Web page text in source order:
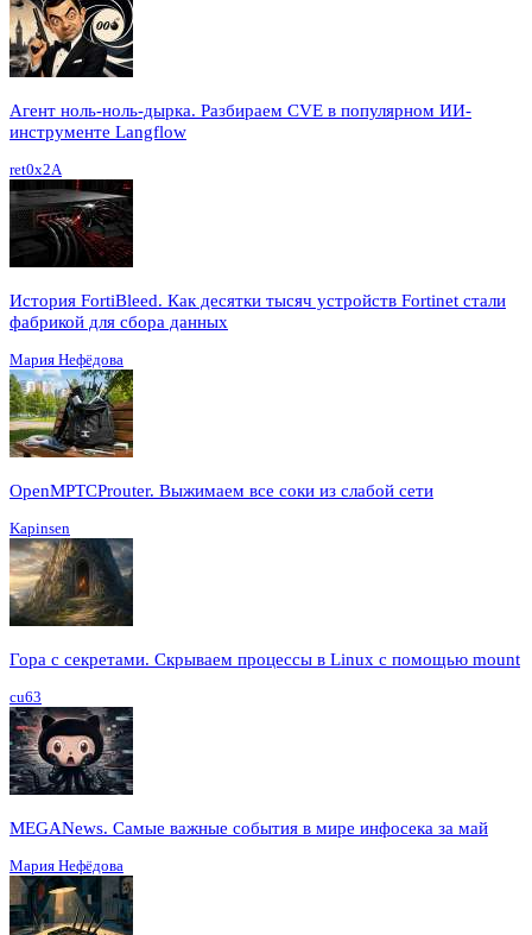
Агент ноль-ноль-дырка. Разбираем CVE в популярном ИИ-
инструменте Langflow
ret0x2A
История FortiBleed. Как десятки тысяч устройств Fortinet стали
фабрикой для сбора данных
Мария Нефёдова
OpenMPTCProuter. Выжимаем все соки из слабой сети
Kapinsen
Гора с секретами. Скрываем процессы в Linux c помощью mount
cu63
MEGANews. Cамые важные события в мире инфосека за май
Мария Нефёдова